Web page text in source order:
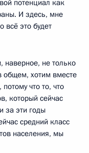
потенциал как
И здесь, мне
всё это будет
не только
общем, хотим вместе
что то, что
который сейчас
за эти годы
средний класс
населения, мы